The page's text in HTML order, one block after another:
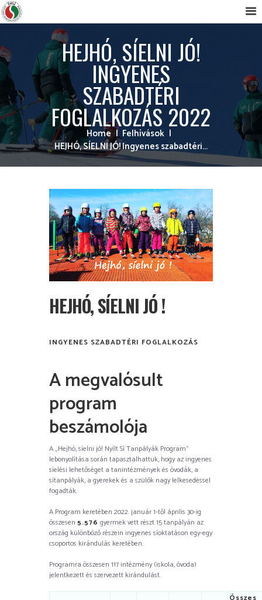
HEJHÓ, SÍELNI JÓ!
INGYENES
SZABADTÉRI
FOGLALKOZÁS 2022
Home
Felhívások
HEJHÓ, SÍELNI JÓ! Ingyenes szabadtéri...
HEJHÓ, SÍELNI JÓ !
INGYENES SZABADTÉRI FOGLALKOZÁS
A megvalósult
program
beszámolója
A „Hejhó, síelni jó! Nyílt Sí Tanpályák Program”
lebonyolítása során tapasztalhattuk, hogy az ingyenes
síelési lehetőséget a tanintézmények és óvodák, a
sítanpályák, a gyerekek és a szülők nagy lelkesedéssel
fogadták.
A Program keretében 2022. január 1-től április 30-ig
összesen 5.576 gyermek vett részt 15 tanpályán az
ország különböző részein ingyenes síoktatáson egy-egy
csoportos kirándulás keretében.
Programra összesen 117 intézmény (iskola, óvoda)
jelentkezett és szervezett kirándulást.